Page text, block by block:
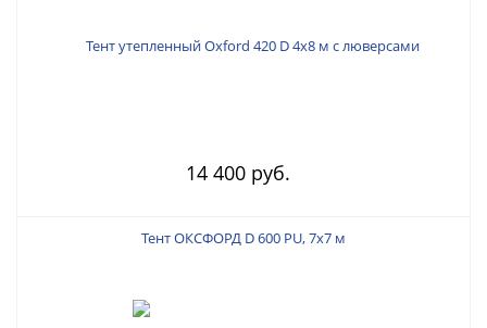
14 400 руб.
Тент ОКСФОРД D 600 PU, 7х7 м